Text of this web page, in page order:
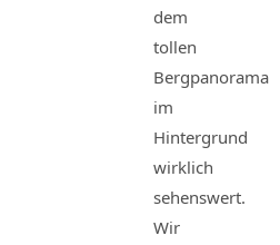
dem
tollen
Bergpanorama
im
Hintergrund
wirklich
sehenswert.
Wir